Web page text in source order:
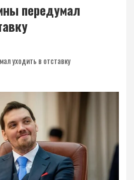
передумал
уходить в отставку